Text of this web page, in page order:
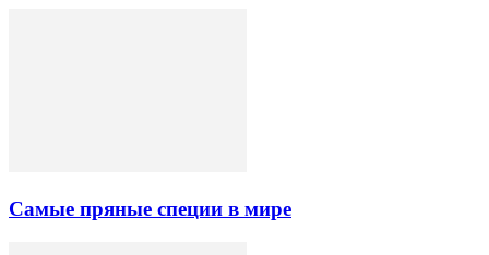
Самые пряные специи в мире